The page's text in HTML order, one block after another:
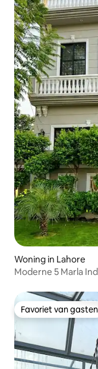
Woning in Lahore
Moderne 5 Marla
Favoriet van gasten
Favoriet van gasten